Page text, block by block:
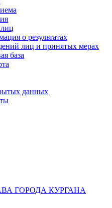
о результатах
лиц и принятых мерах
база
данных
ГОРОДА КУРГАНА